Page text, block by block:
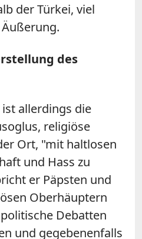
der Türkei, viel
des
allerdings die
religiöse
Ort, "mit haltlosen
und Hass zu
er Päpsten und
Oberhäuptern
Debatten
und gegebenenfalls